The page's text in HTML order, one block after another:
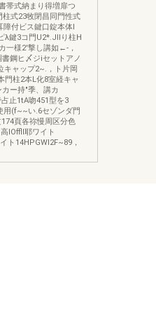
帯式納まり得増扉つ
柱式23牧閉昌同門性式
障付ビス鍵口錠本体l
λ鍵3コ門U2*.JIIり柱H
一様2'撃し講如←-，
鋼ヒ〆ジiセットアノ
キャップ2~.，ト片岡
門柱2本L化8室経キャ
ー持"季、講カ
止1tA吻451型を3
用(f~~い.6セゾンダ門
頁各祢慢周区分色
IOfflI耶ワイト
ト14HPGWI2F~89，